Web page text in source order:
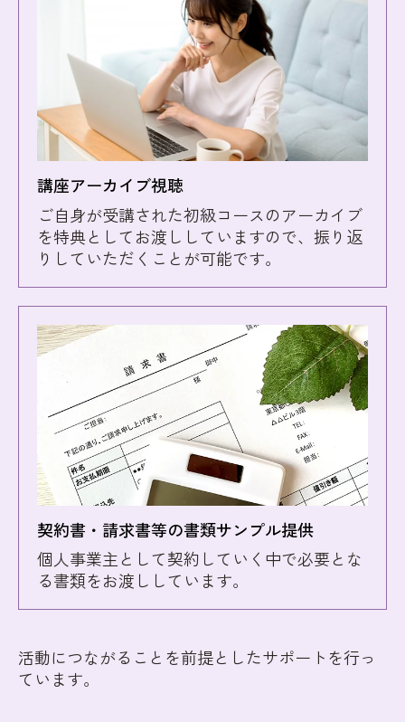
講座アーカイブ視聴
ご自身が受講された初級コースのアーカイブ
を特典としてお渡ししていますので、振り返
りしていただくことが可能です。
契約書・請求書等の書類サンプル提供
個人事業主として契約していく中で必要とな
る書類をお渡ししています。
活動につながることを前提としたサポートを行っ
ています。